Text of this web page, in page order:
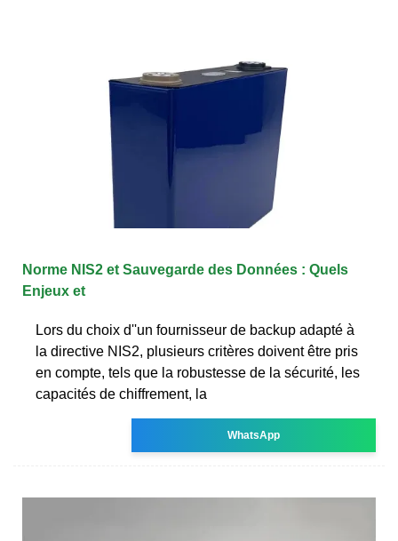
Norme NIS2 et Sauvegarde des Données : Quels
Enjeux et
Lors du choix d''un fournisseur de backup adapté à
la directive NIS2, plusieurs critères doivent être pris
en compte, tels que la robustesse de la sécurité, les
capacités de chiffrement, la
WhatsApp